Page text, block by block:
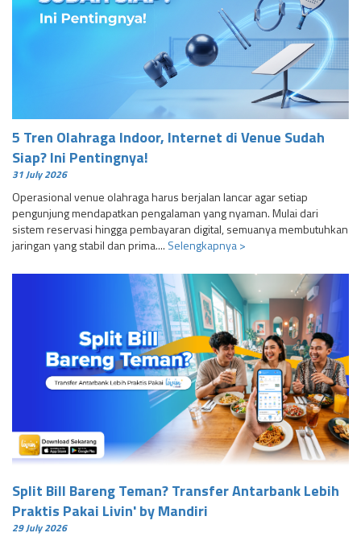
5 Tren Olahraga Indoor, Internet di Venue Sudah
Siap? Ini Pentingnya!
31 July 2026
Operasional venue olahraga harus berjalan lancar agar setiap
pengunjung mendapatkan pengalaman yang nyaman. Mulai dari
sistem reservasi hingga pembayaran digital, semuanya membutuhkan
jaringan yang stabil dan prima.... Selengkapnya >
Split Bill Bareng Teman? Transfer Antarbank Lebih
Praktis Pakai Livin' by Mandiri
29 July 2026